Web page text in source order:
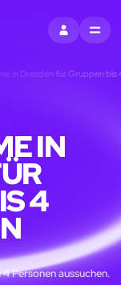
EINTRAGEN
MENU
in Dresden für Gruppen bis
IN
4
Personen aussuchen.